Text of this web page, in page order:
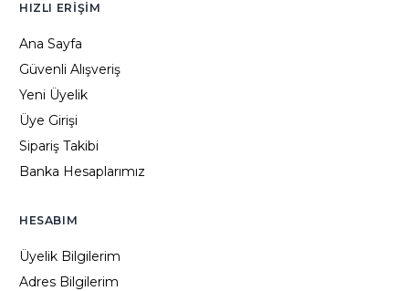
HIZLI ERIŞIM
Ana Sayfa
Güvenli Alışveriş
Yeni Üyelik
Üye Girişi
Sipariş Takibi
Banka Hesaplarımız
HESABIM
Üyelik Bilgilerim
Adres Bilgilerim